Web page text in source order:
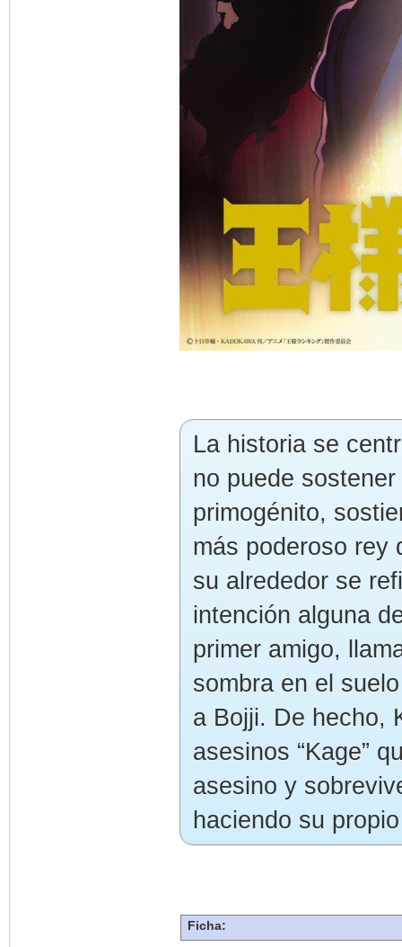
La historia se
no puede
primogénito,
más poderoso rey
su alrededor se
intención alguna
primer amigo,
sombra en el
a Bojji. De hecho,
asesinos “Kage”
asesino y
haciendo su
Ficha: